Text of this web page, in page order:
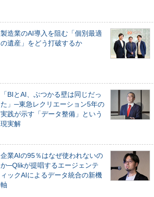
製造業のAI導入を阻む「個別最適
の遺産」をどう打破するか
「BIとAI、ぶつかる壁は同じだっ
た」─東急レクリエーション5年の
実践が示す「データ整備」という
現実解
企業AIの95％はなぜ使われないの
か─Qlikが提唱するエージェンテ
ィックAIによるデータ統合の新機
軸